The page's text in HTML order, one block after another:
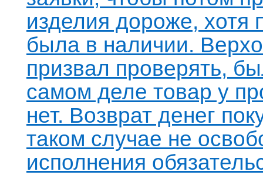
изделия дороже, хотя
была в наличии.
призвал проверять,
самом деле товар у
нет. Возврат денег
таком случае не
исполнения